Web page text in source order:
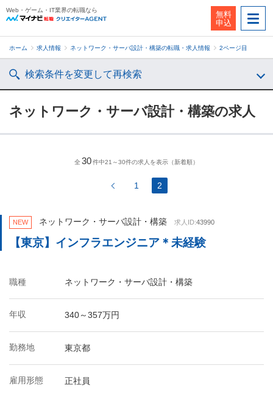
Web・ゲーム・IT業界の転職なら
無料
申込
ホーム 求人情報 ネットワーク・サーバ設計・構築の転職・求人情報 2ページ目
検索条件を変更して再検索
ネットワーク・サーバ設計・構築の求人
全30件中21～30件の求人を表示（新着順）
1 2
NEW ネットワーク・サーバ設計・構築 求人ID:43990
【東京】インフラエンジニア＊未経験
職種 ネットワーク・サーバ設計・構築
年収 340～357万円
勤務地 東京都
雇用形態 正社員